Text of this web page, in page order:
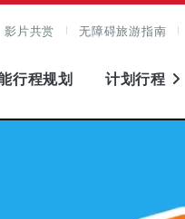
影片共赏 无障碍旅游指南
行程规划 计划行程